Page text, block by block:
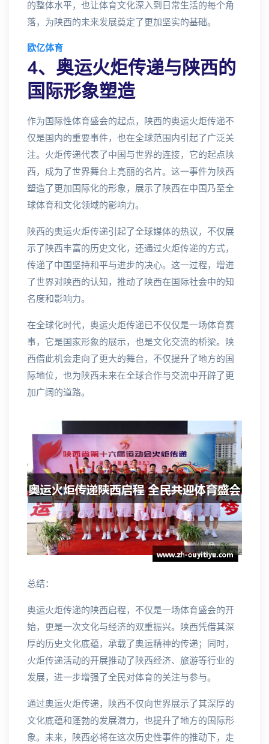
的整体水平，也让体育文化深入到日常生活的每个角
落，为陕西的未来发展奠定了更加坚实的基础。
欧亿体育
4、奥运火炬传递与陕西的
国际形象塑造
作为国际性体育盛会的起点，陕西的奥运火炬传递不
仅是国内的重要事件，也在全球范围内引起了广泛关
注。火炬传递代表了中国与世界的连接，它的起点陕
西，成为了世界舞台上亮丽的名片。这一事件为陕西
塑造了更加国际化的形象，展示了陕西在中国乃至全
球体育和文化领域的影响力。
陕西的奥运火炬传递引起了全球媒体的热议，不仅展
示了陕西丰富的历史文化，还通过火炬传递的方式，
传递了中国坚持和平与进步的决心。这一过程，增进
了世界对陕西的认知，推动了陕西在国际社会中的知
名度和影响力。
在全球化时代，奥运火炬传递已不仅仅是一场体育赛
事，它是国家形象的展示，也是文化交流的桥梁。陕
西借此机会走向了更大的舞台，不仅提升了地方的国
际地位，也为陕西未来在全球合作与交流中开辟了更
加广阔的道路。
总结：
奥运火炬传递的陕西启程，不仅是一场体育盛会的开
始，更是一次文化与经济的双重振兴。陕西凭借其深
厚的历史文化底蕴，承载了奥运精神的传递；同时，
火炬传递活动的开展推动了陕西经济、旅游等行业的
发展，进一步增强了全民对体育的关注与参与。
通过奥运火炬传递，陕西不仅向世界展示了其深厚的
文化底蕴和蓬勃的发展潜力，也提升了地方的国际形
象。未来，陕西必将在这次历史性事件的推动下，走